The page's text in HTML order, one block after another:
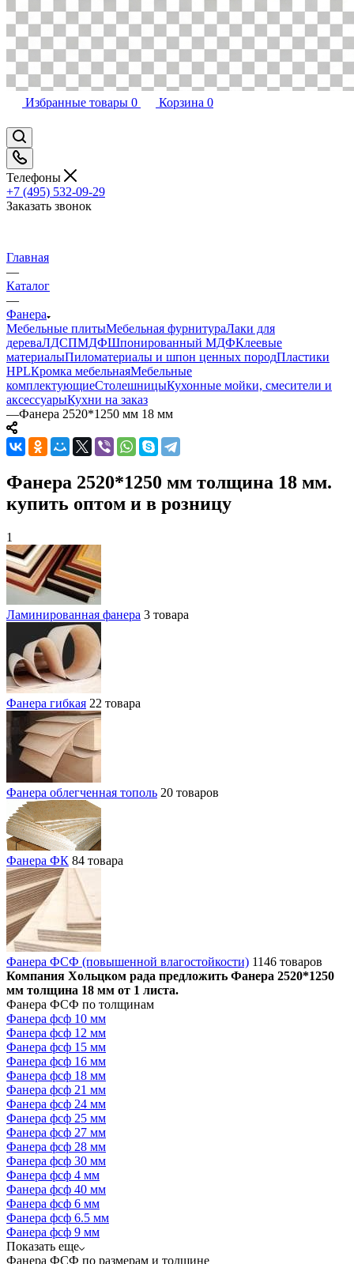
Избранные товары 0 Корзина 0
Телефоны
+7 (495) 532-09-29
Заказать звонок
Главная
—
Каталог
—
Фанера
Мебельные плитыМебельная фурнитураЛаки для
дереваЛДСПМДФШпонированный МДФКлеевые
материалыПиломатериалы и шпон ценных породПластики
HPLКромка мебельнаяМебельные
комплектующиеСтолешницыКухонные мойки, смесители и
аксессуарыКухни на заказ
—Фанера 2520*1250 мм 18 мм
Фанера 2520*1250 мм толщина 18 мм.
купить оптом и в розницу
1
Ламинированная фанера 3 товара
Фанера гибкая 22 товара
Фанера облегченная тополь 20 товаров
Фанера ФК 84 товара
Фанера ФСФ (повышенной влагостойкости) 1146 товаров
Компания Хольцком рада предложить Фанера 2520*1250
мм толщина 18 мм от 1 листа.
Фанера ФСФ по толщинам
Фанера фсф 10 мм
Фанера фсф 12 мм
Фанера фсф 15 мм
Фанера фсф 16 мм
Фанера фсф 18 мм
Фанера фсф 21 мм
Фанера фсф 24 мм
Фанера фсф 25 мм
Фанера фсф 27 мм
Фанера фсф 28 мм
Фанера фсф 30 мм
Фанера фсф 4 мм
Фанера фсф 40 мм
Фанера фсф 6 мм
Фанера фсф 6.5 мм
Фанера фсф 9 мм
Показать еще
Фанера ФСФ по размерам и толщине